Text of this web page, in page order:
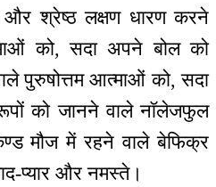
श्रेष्ठ लक्षण धारण करने
को, सदा अपने बोल को
पुरुषोत्तम आत्माओं को, सदा
रूपों को जानने वाले नॉलेजफुल
मौज में रहने वाले बेफिक्र
प्यार और नमस्ते।